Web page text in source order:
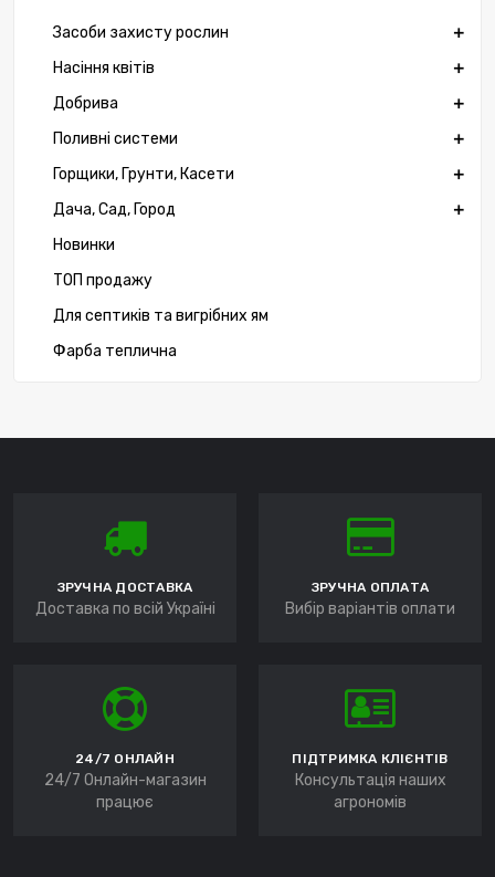
Засоби захисту рослин
Насіння квітів
Добрива
Поливні системи
Горщики, Грунти, Касети
Дача, Сад, Город
Новинки
ТОП продажу
Для септиків та вигрібних ям
Фарба теплична
ЗРУЧНА ДОСТАВКА
Доставка по всій Україні
ЗРУЧНА ОПЛАТА
Вибір варіантів оплати
24/7 ОНЛАЙН
24/7 Онлайн-магазин
працює
ПІДТРИМКА КЛІЄНТІВ
Консультація наших
агрономів